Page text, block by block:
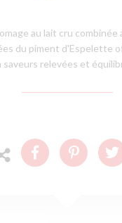
au lait cru
du piment d'Espelette
saveurs relevées et